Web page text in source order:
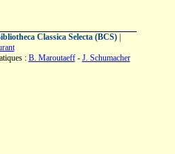
Classica Selecta (BCS)|
: B. Maroutaeff- J. Schumacher